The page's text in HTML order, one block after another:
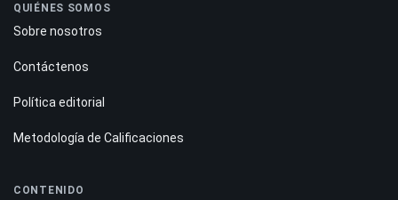
QUIÉNES SOMOS
Sobre nosotros
Contáctenos
Política editorial
Metodología de Calificaciones
CONTENIDO